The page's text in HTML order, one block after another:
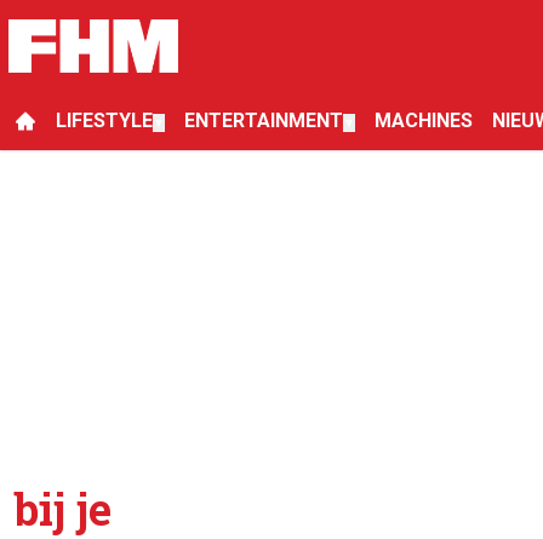
LIFESTYLE ENTERTAINMENT MACHINES
bij je